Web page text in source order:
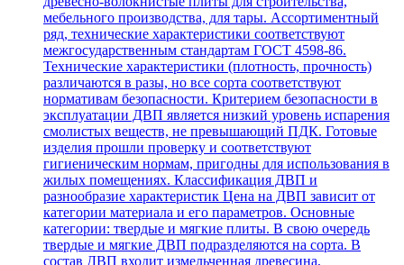
мебельного производства, для тары. Ассортиментный
ряд, технические характеристики соответствуют
межгосударственным стандартам ГОСТ 4598-86.
Технические характеристики (плотность, прочность)
различаются в разы, но все сорта соответствуют
нормативам безопасности. Критерием безопасности в
эксплуатации ДВП является низкий уровень испарения
смолистых веществ, не превышающий ПДК. Готовые
изделия прошли проверку и соответствуют
гигиеническим нормам, пригодны для использования в
жилых помещениях. Классификация ДВП и
разнообразие характеристик Цена на ДВП зависит от
категории материала и его параметров. Основные
категории: твердые и мягкие плиты. В свою очередь
твердые и мягкие ДВП подразделяются на сорта. В
состав ДВП входит измельченная древесина,